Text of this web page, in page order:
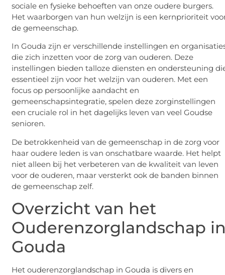
sociale en fysieke behoeften van onze oudere burgers.
Het waarborgen van hun welzijn is een kernprioriteit
de gemeenschap.
In Gouda zijn er verschillende instellingen en
die zich inzetten voor de zorg van ouderen. Deze
instellingen bieden talloze diensten en ondersteuning
essentieel zijn voor het welzijn van ouderen. Met een
focus op persoonlijke aandacht en
gemeenschapsintegratie, spelen deze zorginstellingen
een cruciale rol in het dagelijks leven van veel Goudse
senioren.
De betrokkenheid van de gemeenschap in de zorg voor
haar oudere leden is van onschatbare waarde. Het helpt
niet alleen bij het verbeteren van de kwaliteit van leven
voor de ouderen, maar versterkt ook de banden binnen
de gemeenschap zelf.
Overzicht van het
Ouderenzorglandschap
Gouda
Het ouderenzorglandschap in Gouda is divers en